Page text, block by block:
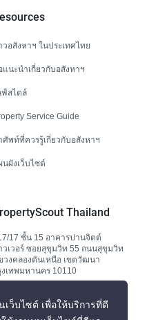
วอสังหาฯ ในประเทศไทย
แนะนำเกี่ยวกับอสังหาฯ
ฟ์สไตล์
Service Guide
ศัพท์ที่ควรรู้เกี่ยวกับอสังหาฯ
นผังเว็บไซต์
Thailand
17 ชั้น 15 อาคารปานจิตต์
วเวอร์ ซอยสุขุมวิท 55 ถนนสุขุมวิท
วงคลองตันเหนือ เขตวัฒนา
งเทพมหานคร 10110
ว็บไซต์ เพื่อให้บริการที่ดี